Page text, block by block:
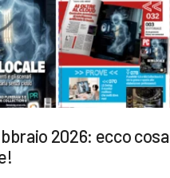
2026: ecco cosa